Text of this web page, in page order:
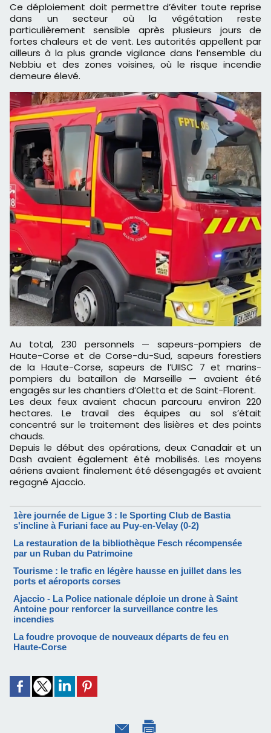
Ce déploiement doit permettre d’éviter toute reprise
dans un secteur où la végétation reste
particulièrement sensible après plusieurs jours de
fortes chaleurs et de vent. Les autorités appellent par
ailleurs à la plus grande vigilance dans l’ensemble du
Nebbiu et des zones voisines, où le risque incendie
demeure élevé.
Au total, 230 personnels — sapeurs-pompiers de
Haute-Corse et de Corse-du-Sud, sapeurs forestiers
de la Haute-Corse, sapeurs de l’UIISC 7 et marins-
pompiers du bataillon de Marseille — avaient été
engagés sur les chantiers d’Oletta et de Saint-Florent.
Les deux feux avaient chacun parcouru environ 220
hectares. Le travail des équipes au sol s’était
concentré sur le traitement des lisières et des points
chauds.
Depuis le début des opérations, deux Canadair et un
Dash avaient également été mobilisés. Les moyens
aériens avaient finalement été désengagés et avaient
regagné Ajaccio.
1ère journée de Ligue 3 : le Sporting Club de Bastia
s'incline à Furiani face au Puy-en-Velay (0-2)
La restauration de la bibliothèque Fesch récompensée
par un Ruban du Patrimoine
Tourisme : le trafic en légère hausse en juillet dans les
ports et aéroports corses
Ajaccio - La Police nationale déploie un drone à Saint
Antoine pour renforcer la surveillance contre les
incendies
La foudre provoque de nouveaux départs de feu en
Haute-Corse